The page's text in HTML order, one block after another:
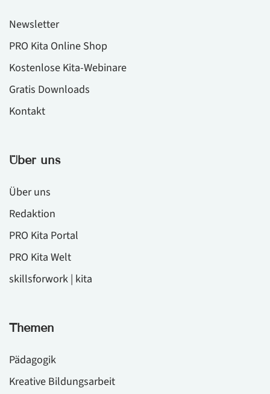
Newsletter
PRO Kita Online Shop
Kostenlose Kita-Webinare
Gratis Downloads
Kontakt
Über uns
Über uns
Redaktion
PRO Kita Portal
PRO Kita Welt
skillsforwork | kita
Themen
Pädagogik
Kreative Bildungsarbeit